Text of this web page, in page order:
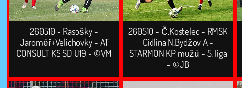
260510 - Rasošky -
Jaroměř+Velichovky - AT
CONSULT KS SD U19 - ©VM
260510 - Č.Kostelec - RMSK
Cidlina N.Bydžov A -
STARMON KP mužů - 5. liga
- ©JB